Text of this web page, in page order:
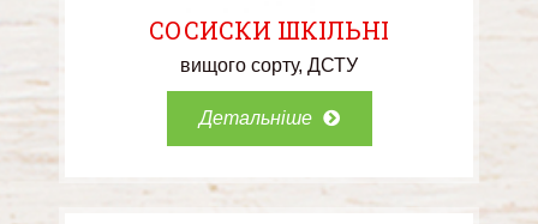
СОСИСКИ ШКІЛЬНІ
вищого сорту ДСТУ
Детальніше